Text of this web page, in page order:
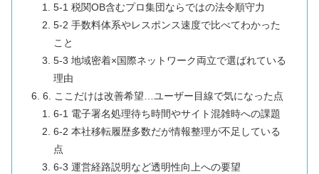
5-1 税関OB含むプロ集団ならではの法令順守力
5-2 手数料体系やレスポンス速度で比べてわかった
こと
5-3 地域密着×国際ネットワーク両立で選ばれている
理由
6. ここだけは改善希望…ユーザー目線で気になった点
6-1 電子署名処理待ち時間やサイト混雑時への課題
6-2 本社移転履歴多数だが情報整理が不足している
点
6-3 運営経路説明など透明性向上への要望